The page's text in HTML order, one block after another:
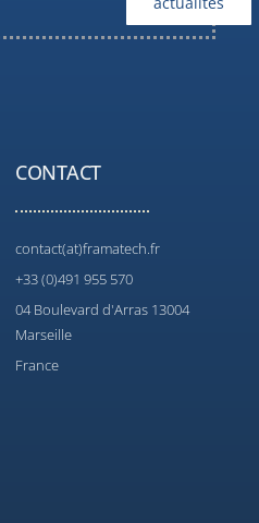
CONTACT
contact(at)framatech.fr
+33 (0)491 955 570
04 Boulevard d'Arras 13004
Marseille
France